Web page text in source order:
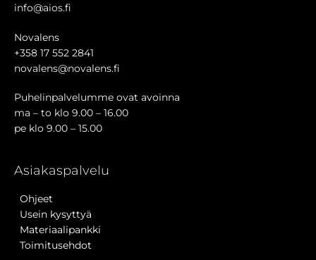
info@aios.fi
Novalens
+358 17 552 2841
novalens@novalens.fi
Puhelinpalvelumme ovat avoinna
ma – to klo 9.00 – 16.00
pe klo 9.00 – 15.00
Asiakaspalvelu
Ohjeet
Usein kysyttyä
Materiaalipankki
Toimitusehdot